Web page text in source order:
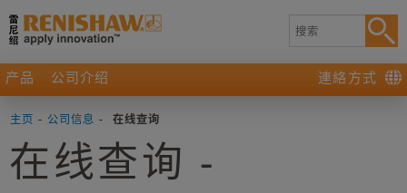
产品 公司介绍 連絡方式
主页 - 公司信息 - 在线查询
在线查询 -